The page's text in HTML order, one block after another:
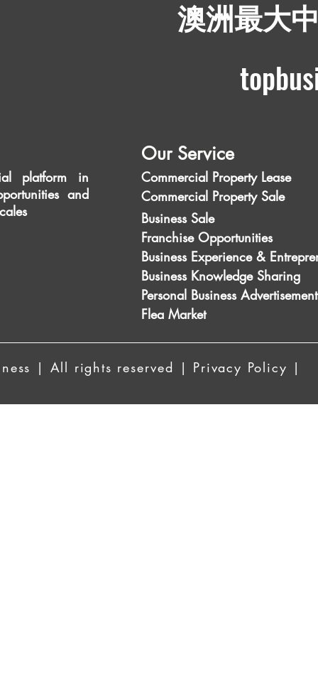
澳洲最大
platform in
and
Our Service
Commercial Property Lease
Commercial Property Sale
Business Sale
Franchise Opportunities
Business Experience &
Business Knowledge Sharing
Personal Business
Flea Market
| All rights reserved | Privacy Policy |